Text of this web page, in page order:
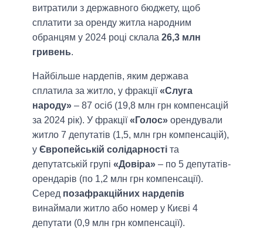
витратили з державного бюджету, щоб
сплатити за оренду житла народним
обранцям у 2024 році склала 26,3 млн
гривень.
Найбільше нардепів, яким держава
сплатила за житло, у фракції«Слуга
народу» – 87 осіб (19,8 млн грн компенсацій
за 2024 рік). У фракції«Голос» орендували
житло 7 депутатів (1,5, млн грн компенсацій),
у Європейській солідарності та
депутатській групі «Довіра» – по 5 депутатів-
орендарів (по 1,2 млн грн компенсації).
Серед позафракційних нардепів
винаймали житло або номер у Києві 4
депутати (0,9 млн грн компенсації).